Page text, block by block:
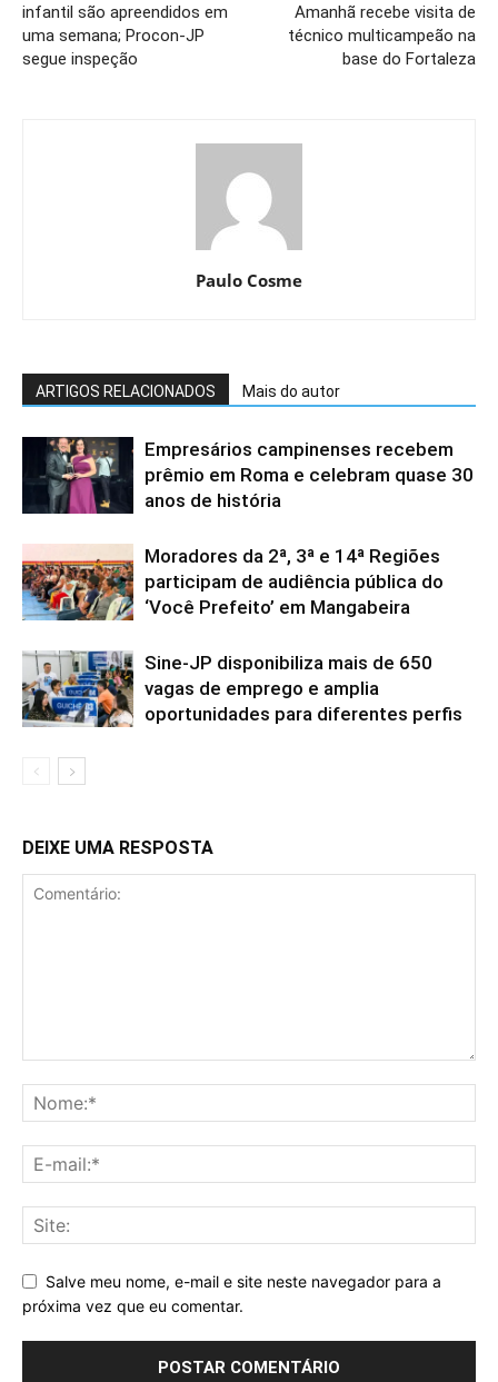
infantil são apreendidos em
uma semana; Procon-JP
segue inspeção
Amanhã recebe visita de
técnico multicampeão na
base do Fortaleza
Paulo Cosme
ARTIGOS RELACIONADOS Mais do autor
Empresários campinenses recebem
prêmio em Roma e celebram quase 30
anos de história
Moradores da 2ª, 3ª e 14ª Regiões
participam de audiência pública do
‘Você Prefeito’ em Mangabeira
Sine-JP disponibiliza mais de 650
vagas de emprego e amplia
oportunidades para diferentes perfis
DEIXE UMA RESPOSTA
Salve meu nome, e-mail e site neste navegador para a
próxima vez que eu comentar.